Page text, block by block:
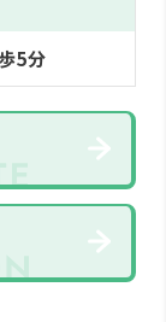
5分